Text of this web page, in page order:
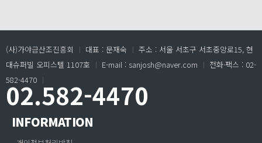
(사)가야금산조진흥회 ㅣ 대표 : 문재숙 ㅣ 주소 : 서울 서초구 서초중앙로15, 현
대슈퍼빌 오피스텔 1107호 ㅣ E-mail : sanjosh@naver.com ㅣ 전화·팩스 : 02-
582-4470 ㅣ
02.582-4470
INFORMATION